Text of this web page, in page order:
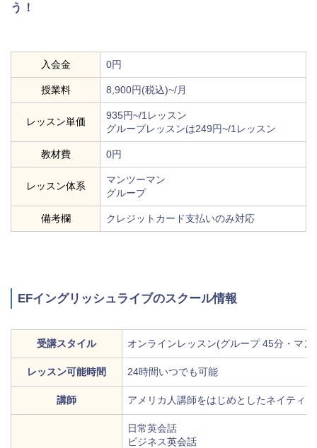
う！
入会金 0円
授業料 8,900円(税込)~/月
レッスン単価
935円~/1レッスン
グループレッスンは249円~/1レッスン
教材費 0円
レッスン体系
マンツーマン
グループ
備考欄 クレジットカード支払いのみ対応
EFイングリッシュライブのスクール情報
受講スタイル オンラインレッスン(グループ 45分・マ
レッスン可能時間 24時間いつでも可能
講師 アメリカ人講師をはじめとしたネイティ
日常英会話
ビジネス英会話